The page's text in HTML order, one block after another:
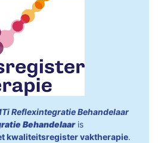
Reflexintegratie Behandelaar
Behandelaaris
kwaliteitsregister vaktherapie.